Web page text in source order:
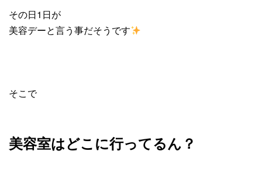
その日1日が
美容デーと言う事だそうです
そこで
美容室はどこに行ってるん？